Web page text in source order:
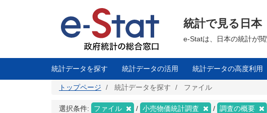
に
統計で見る日本
e-Statは、日本の統計が
統計データを探す 統計データの活用 統計データの高度利用
トップページ 統計データを探す ファイル
選択条件: ファイル 小売物価統計調査 調査の概要